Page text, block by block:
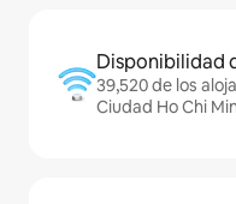
Disponibilidad
39,520 de los
Ciudad Ho Chi